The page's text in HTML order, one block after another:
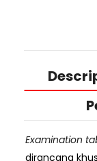
Examination
dirancang